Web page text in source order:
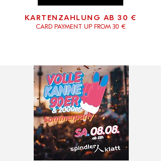
KARTENZAHLUNG AB 30 €
CARD PAYMENT UP FROM 30 €